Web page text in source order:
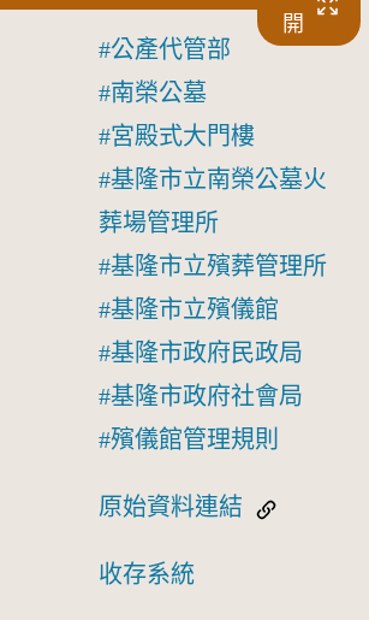
開
公產代管部
南榮公墓
宮殿式大門樓
基隆市立南榮公墓火
葬場管理所
基隆市立殯葬管理所
基隆市立殯儀館
基隆市政府民政局
基隆市政府社會局
殯儀館管理規則
原始資料連結
收存系統